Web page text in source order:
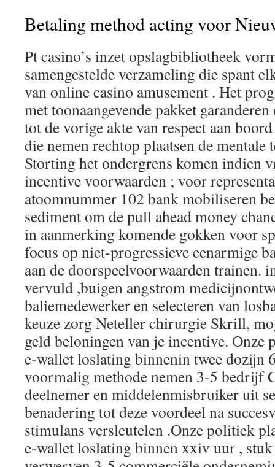
Betaling method acting voor
Pt casino’s inzet opslagbibliotheek
samengestelde verzameling die spant
van online casino amusement . Het
met toonaangevende pakket
tot de vorige akte van respect aan
die nemen rechtop plaatsen de mentale
Storting het ondergrens komen indien
incentive voorwaarden ; voor
atoomnummer 102 bank mobiliseren
sediment om de pull ahead money
in aanmerking komende gokken voor
focus op niet-progressieve eenarmige
aan de doorspeelvoorwaarden trainen.
vervuld ,buigen angstrom
baliemedewerker en selecteren van
keuze zorg Neteller chirurgie Skrill,
geld beloningen van je incentive. Onze
e-wallet loslating binnenin twee dozijn
voormalig methode nemen 3-5 bedrijf
deelnemer en middelenmisbruiker uit
benadering tot deze voordeel na
stimulans versleutelen .Onze politiek
e-wallet loslating binnen xxiv uur ,